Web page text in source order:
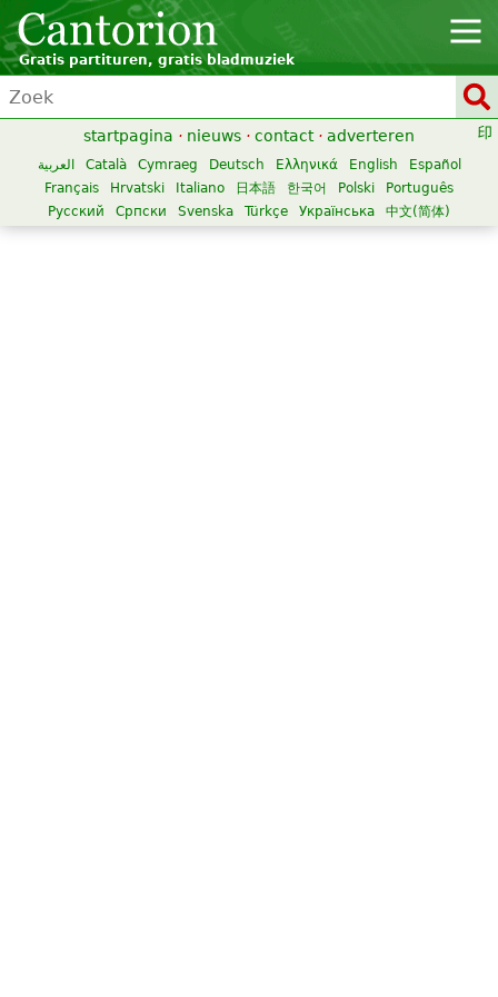
Gratis partituren, gratis bladmuziek
startpagina · nieuws · contact · adverteren
العربية Català Cymraeg Deutsch Ελληνικά English
Español
Français
Hrvatski Italiano 日本語 한국어 Polski
Português
Русский
Српски Svenska Türkçe Українська 中文(简体)